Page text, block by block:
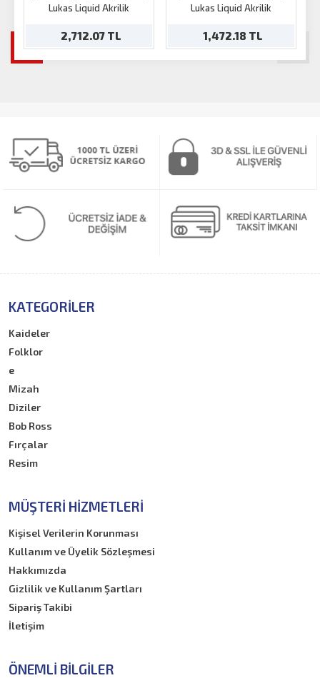
Lukas Liquid Akrilik
2,712.07 TL
250ml
Lukas Liquid Akrilik
1,472.18 TL
KATEGORILER
Kaideler
Folklor
e
Mizah
Diziler
Bob Ross
Fırçalar
Resim
MÜŞTERI HIZMETLERI
Kişisel Verilerin Korunması
Kullanım ve Üyelik Sözleşmesi
Hakkımızda
Gizlilik ve Kullanım Şartları
Sipariş Takibi
İletişim
ÖNEMLI BILGILER